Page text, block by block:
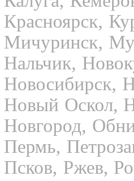
Красноярск,
Мичуринск,
Нальчик,
Новосибирск,
Новый Оскол,
Новгород,
Пермь,
Псков, Ржев,